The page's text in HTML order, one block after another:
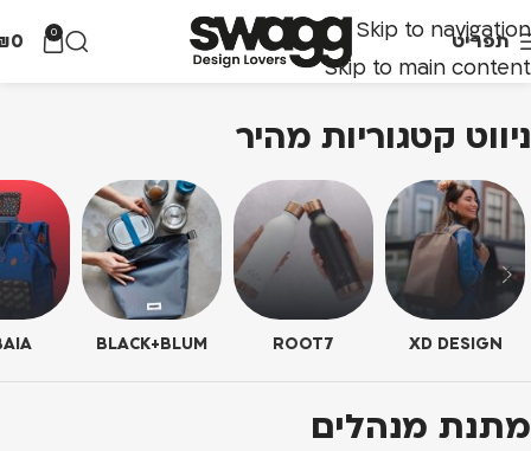
Skip to navigation
Skip to main content
תפריט 0
0
ניווט קטגוריות מהיר
XD DESIGN
ROOT7
BLACK+BLUM
מתנת מנהלים